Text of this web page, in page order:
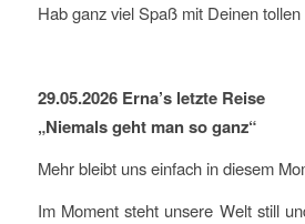
Hab ganz viel Spaß mit Deinen tollen
29.05.2026 Erna’s letzte Reise
„Niemals geht man so ganz“
Mehr bleibt uns einfach in diesem
Im Moment steht unsere Welt still